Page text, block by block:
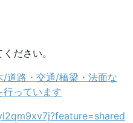
ださい。
道路・交通/橋梁・法面な
行っています